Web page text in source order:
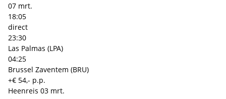
07 mrt.
18:05
direct
23:30
Las Palmas (LPA)
04:25
Brussel Zaventem (BRU)
+€ 54,- p.p.
Heenreis 03 mrt.